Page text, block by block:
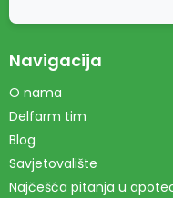
Navigacija
O nama
Delfarm tim
Blog
Savjetovalište
Najčešća pitanja u